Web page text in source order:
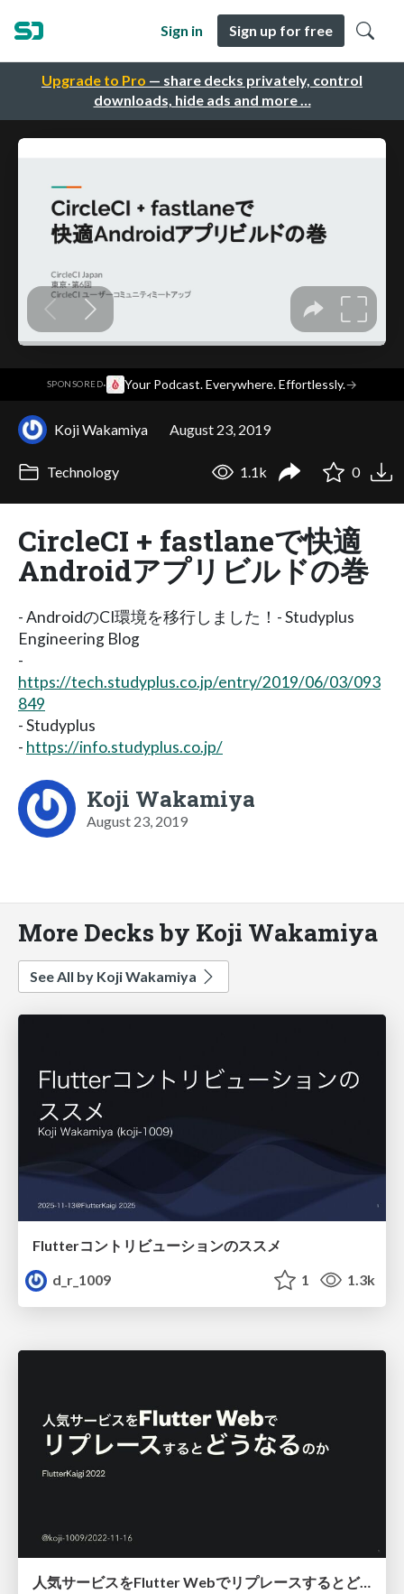
Upgrade to Pro — share decks privately, control
downloads, hide ads and more …
Sign in Sign up for free
SPONSORED· Your Podcast. Everywhere. Effortlessly.→
Koji Wakamiya August 23, 2019
Technology 1.1k 0
CircleCI + fastlaneで快適
Androidアプリビルドの巻
- AndroidのCI環境を移行しました！- Studyplus
Engineering Blog
-
https://tech.studyplus.co.jp/entry/2019/06/03/093
849
- Studyplus
- https://info.studyplus.co.jp/
Koji Wakamiya
August 23, 2019
More Decks by Koji Wakamiya
See All by Koji Wakamiya
Flutterコントリビューションのススメ
d_r_1009
1 1.3k
人気サービスをFlutter Webでリプレースするとどうなるのか